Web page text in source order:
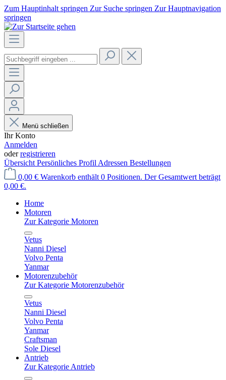
Zum Hauptinhalt springen Zur Suche springen Zur Hauptnavigation
springen
Menü schließen
Ihr Konto
Anmelden
oderregistrieren
Übersicht Persönliches Profil Adressen Bestellungen
0,00 € Warenkorb enthält 0 Positionen. Der Gesamtwert beträgt
0,00 €.
Home
Motoren
Zur Kategorie Motoren
Vetus
Nanni Diesel
Volvo Penta
Yanmar
Motorenzubehör
Zur Kategorie Motorenzubehör
Vetus
Nanni Diesel
Volvo Penta
Yanmar
Craftsman
Sole Diesel
Antrieb
Zur Kategorie Antrieb